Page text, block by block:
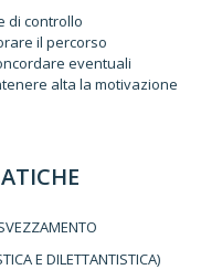
di controllo
il percorso
eventuali
alta la motivazione
E DILETTANTISTICA)